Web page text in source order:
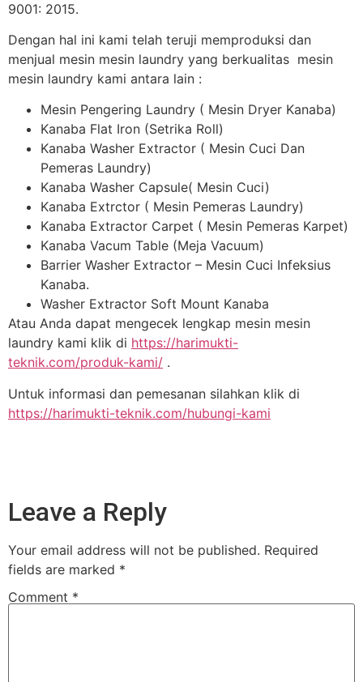
9001: 2015.
Dengan hal ini kami telah teruji memproduksi dan
menjual mesin mesin laundry yang berkualitas mesin
mesin laundry kami antara lain :
Mesin Pengering Laundry ( Mesin Dryer Kanaba)
Kanaba Flat Iron (Setrika Roll)
Kanaba Washer Extractor ( Mesin Cuci Dan
Pemeras Laundry)
Kanaba Washer Capsule( Mesin Cuci)
Kanaba Extrctor ( Mesin Pemeras Laundry)
Kanaba Extractor Carpet ( Mesin Pemeras Karpet)
Kanaba Vacum Table (Meja Vacuum)
Barrier Washer Extractor – Mesin Cuci Infeksius
Kanaba.
Washer Extractor Soft Mount Kanaba
Atau Anda dapat mengecek lengkap mesin mesin
laundry kami klik di https://harimukti-
teknik.com/produk-kami/ .
Untuk informasi dan pemesanan silahkan klik di
https://harimukti-teknik.com/hubungi-kami
Leave a Reply
Your email address will not be published. Required
fields are marked *
Comment *